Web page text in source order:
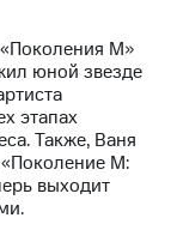
М»
юной звезде
этапах
Также, Ваня
«Поколение М:
выходит